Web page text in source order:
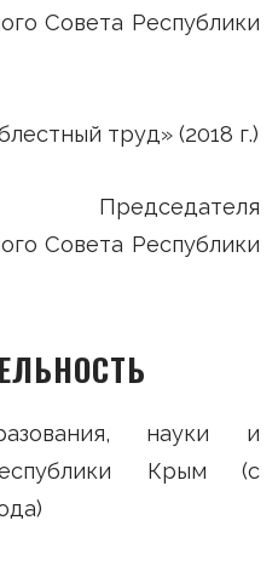
Совета Республики
труд» (2018 г.)
Председателя
Совета Республики
науки и
Крым (с